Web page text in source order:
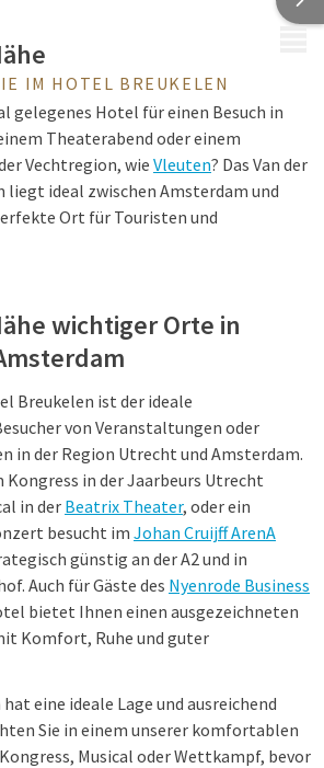
IM HOTEL BREUKELEN
gelegenes Hotel für einen Besuch in
Theaterabend oder einem
Vechtregion, wie Vleuten? Das Van der
liegt ideal zwischen Amsterdam und
Ort für Touristen und
wichtiger Orte in
Breukelen ist der ideale
von Veranstaltungen oder
in der Region Utrecht und Amsterdam.
Kongress in der Jaarbeurs Utrecht
in der Beatrix Theater, oder ein
besucht im Johan Cruijff ArenA
günstig an der A2 und in
Auch für Gäste des Nyenrode Business
bietet Ihnen einen ausgezeichneten
Komfort, Ruhe und guter
eine ideale Lage und ausreichend
Sie in einem unserer komfortablen
Musical oder Wettkampf, bevor